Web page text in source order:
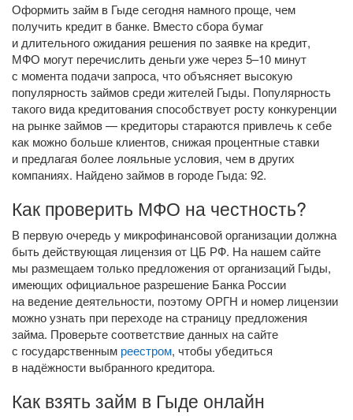
Оформить займ в Гыде сегодня намного проще, чем
получить кредит в банке. Вместо сбора бумаг
и длительного ожидания решения по заявке на кредит,
МФО могут перечислить деньги уже через 5–10 минут
с момента подачи запроса, что объясняет высокую
популярность займов среди жителей Гыды. Популярность
такого вида кредитования способствует росту конкуренции
на рынке займов — кредиторы стараются привлечь к себе
как можно больше клиентов, снижая процентные ставки
и предлагая более лояльные условия, чем в других
компаниях. Найдено займов в городе Гыда: 92.
Как проверить МФО на честность?
В первую очередь у микрофинансовой организации должна
быть действующая лицензия от ЦБ РФ. На нашем сайте
мы размещаем только предложения от организаций Гыды,
имеющих официальное разрешение Банка России
на ведение деятельности, поэтому ОРГН и номер лицензии
можно узнать при переходе на страницу предложения
займа. Проверьте соответствие данных на сайте
с государственным реестром, чтобы убедиться
в надёжности выбранного кредитора.
Как взять займ в Гыде онлайн